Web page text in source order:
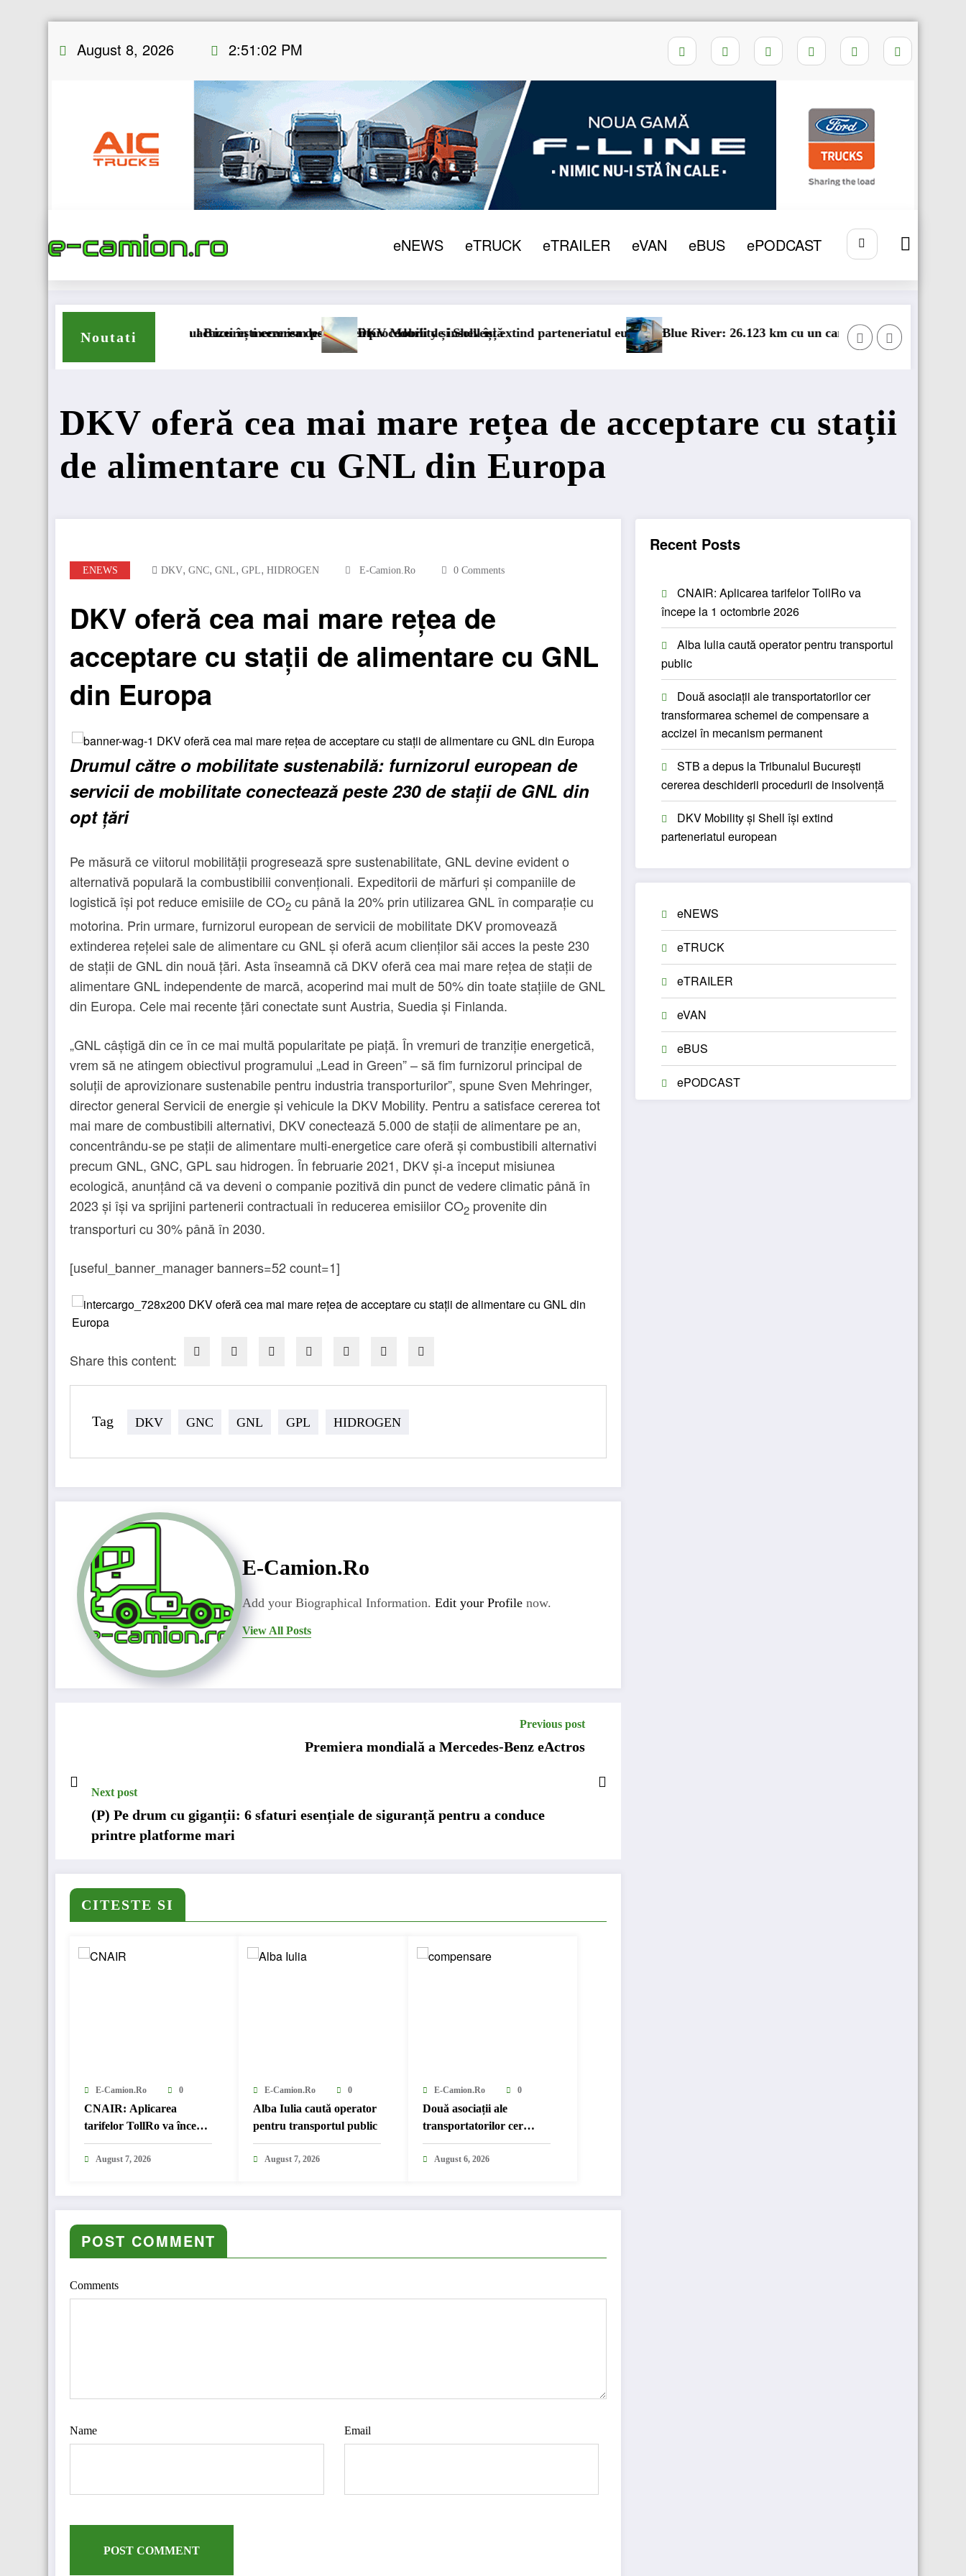
August 8, 2026 2:51:03 PM
eNEWS eTRUCK eTRAILER eVAN eBUS ePODCAST
DKV oferă cea mai mare rețea de acceptare cu stații de alimentare cu GNL din Europa
Noutati
în mecanism permanent
cererea deschiderii procedurii de insolvență
DKV Mobility și Shell își extind parteneriatul europeanBlue River: 26.123 km cu un camion 100% electric în transport internațional
Proiectul Revoy prinde contur
DKV oferă cea mai mare rețea de acceptare cu stații
de alimentare cu GNL din Europa
ENEWS DKV, GNC, GNL, GPL, HIDROGEN E-Camion.ro 0 Comments
DKV oferă cea mai mare rețea de
acceptare cu stații de alimentare cu GNL
din Europa
Drumul către o mobilitate sustenabilă: furnizorul european de
servicii de mobilitate conectează peste 230 de stații de GNL din
opt țări
Pe măsură ce viitorul mobilității progresează spre sustenabilitate, GNL devine evident o
alternativă populară la combustibilii convenționali. Expeditorii de mărfuri și companiile de
logistică își pot reduce emisiile de CO2 cu până la 20% prin utilizarea GNL în comparație cu
motorina. Prin urmare, furnizorul european de servicii de mobilitate DKV promovează
extinderea rețelei sale de alimentare cu GNL și oferă acum clienților săi acces la peste 230
de stații de GNL din nouă țări. Asta înseamnă că DKV oferă cea mai mare rețea de stații de
alimentare GNL independente de marcă, acoperind mai mult de 50% din toate stațiile de GNL
din Europa. Cele mai recente țări conectate sunt Austria, Suedia și Finlanda.
„GNL câștigă din ce în ce mai multă popularitate pe piață. În vremuri de tranziție energetică,
vrem să ne atingem obiectivul programului „Lead in Green” – să fim furnizorul principal de
soluții de aprovizionare sustenabile pentru industria transporturilor”, spune Sven Mehringer,
director general Servicii de energie și vehicule la DKV Mobility. Pentru a satisface cererea tot
mai mare de combustibili alternativi, DKV conectează 5.000 de stații de alimentare pe an,
concentrându-se pe stații de alimentare multi-energetice care oferă și combustibili alternativi
precum GNL, GNC, GPL sau hidrogen. În februarie 2021, DKV și-a început misiunea
ecologică, anunțând că va deveni o companie pozitivă din punct de vedere climatic până în
2023 și își va sprijini partenerii contractuali în reducerea emisiilor CO2 provenite din
transporturi cu 30% până în 2030.
[useful_banner_manager banners=52 count=1]
Share this content:
Tag DKV GNC GNL GPL HIDROGEN
E-Camion.ro
Add your Biographical Information. Edit your Profile now.
View All Posts
Previous post
Premiera mondială a Mercedes-Benz eActros
Next post
(P) Pe drum cu giganții: 6 sfaturi esențiale de siguranță pentru a conduce
printre platforme mari
CITESTE SI
E-Camion.ro 0
CNAIR: Aplicarea
tarifelor TollRo va începe
la 1 octombrie 2026
August 7, 2026
E-Camion.ro 0
Alba Iulia caută operator
pentru transportul public
August 7, 2026
E-Camion.ro 0
Două asociații ale
transportatorilor cer
transformarea schemei de
compensare a accizei în
August 6, 2026
POST COMMENT
Comments
Name Email
Recent Posts
CNAIR: Aplicarea tarifelor TollRo va
începe la 1 octombrie 2026
Alba Iulia caută operator pentru transportul
public
Două asociații ale transportatorilor cer
transformarea schemei de compensare a
accizei în mecanism permanent
STB a depus la Tribunalul București
cererea deschiderii procedurii de insolvență
DKV Mobility și Shell își extind
parteneriatul european
eNEWS
eTRUCK
eTRAILER
eVAN
eBUS
ePODCAST